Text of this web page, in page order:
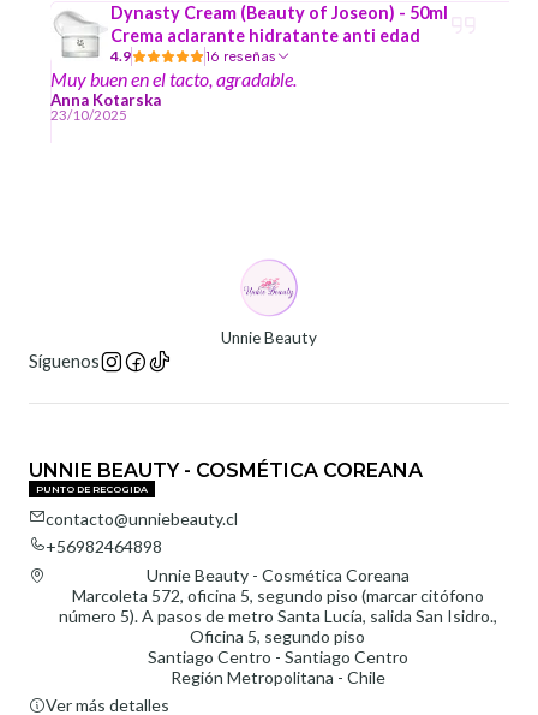
Dynasty Cream (Beauty of Joseon) - 50ml
Crema aclarante hidratante anti edad
4.9 16 reseñas
Muy buen en el tacto, agradable.
Anna Kotarska
23/10/2025
Unnie Beauty
Síguenos
UNNIE BEAUTY - COSMÉTICA COREANA
PUNTO DE RECOGIDA
contacto@unniebeauty.cl
+56982464898
Unnie Beauty - Cosmética Coreana
Marcoleta 572, oficina 5, segundo piso (marcar citófono
número 5). A pasos de metro Santa Lucía, salida San Isidro.,
Oficina 5, segundo piso
Santiago Centro - Santiago Centro
Región Metropolitana - Chile
Ver más detalles